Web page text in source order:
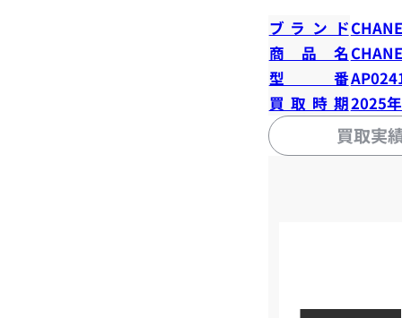
ブランド
商品名
型番
買取時期2025
買取実